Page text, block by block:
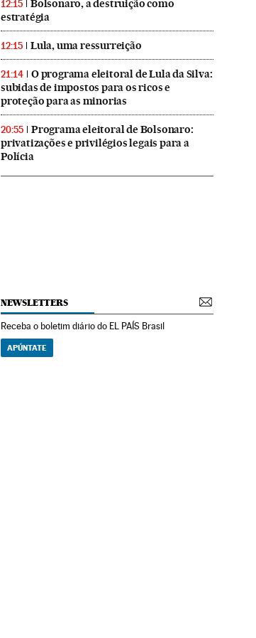
12:15
Bolsonaro, a destruição como
estratégia
12:15 Lula, uma ressurreição
21:14
O programa eleitoral de Lula da Silva:
subidas de impostos para os ricos e
proteção para as minorias
20:55
Programa eleitoral de Bolsonaro:
privatizações e privilégios legais para a
Polícia
NEWSLETTERS
Receba o boletim diário do EL PAÍS Brasil
APÚNTATE